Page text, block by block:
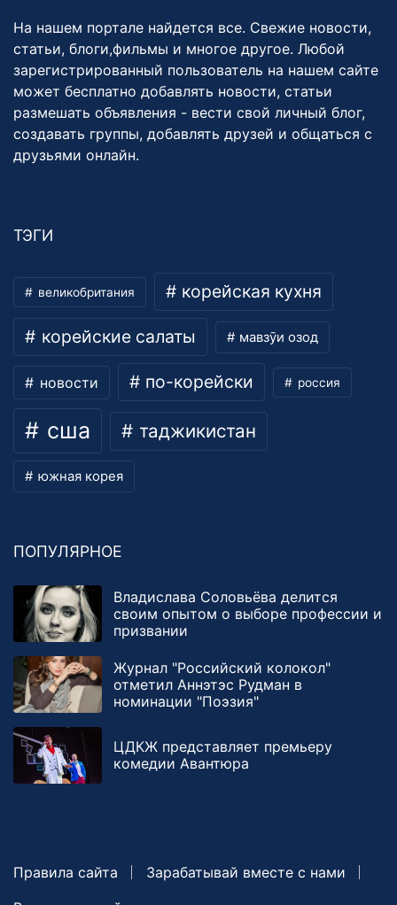
На нашем портале найдется все. Свежие новости,
статьи, блоги,фильмы и многое другое. Любой
зарегистрированный пользователь на нашем сайте
может бесплатно добавлять новости, статьи
размешать объявления - вести свой личный блог,
создавать группы, добавлять друзей и общаться с
друзьями онлайн.
ТЭГИ
великобритания корейская кухня
корейские салаты мавзӯи озод
новости по-корейски россия
сша таджикистан
южная корея
ПОПУЛЯРНОЕ
Владислава Соловьёва делится
своим опытом о выборе профессии и
призвании
Журнал "Российский колокол"
отметил Аннэтэс Рудман в
номинации "Поэзия"
ЦДКЖ представляет премьеру
комедии Авантюра
Правила сайта
Зарабатывай вместе с нами